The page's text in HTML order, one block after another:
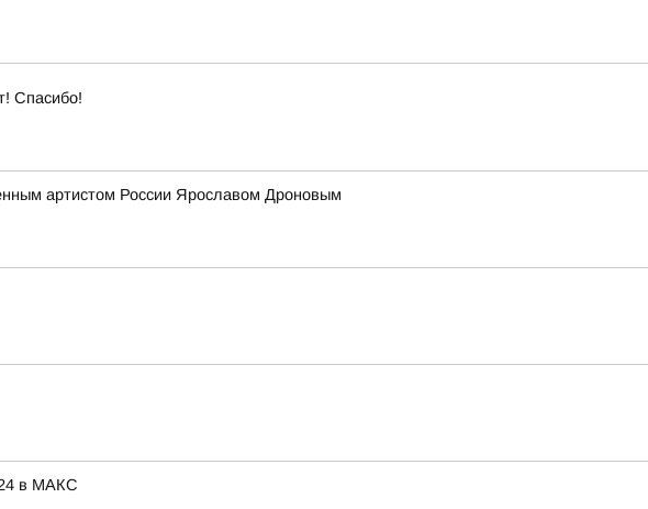
Спасибо!
артистом России Ярославом Дроновым
24 в МАКС